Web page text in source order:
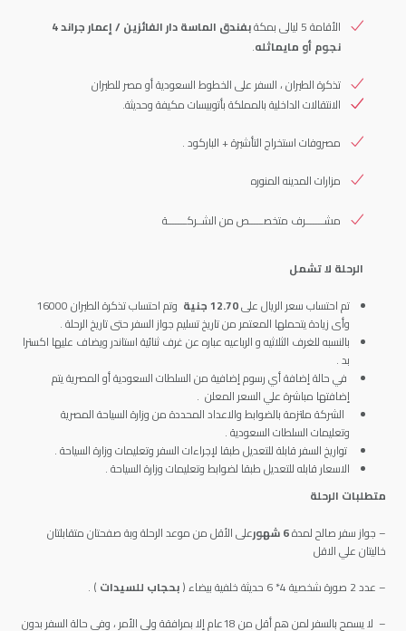
الأقامة 5 ليالى بمكة
بفندق الماسة دار الفائزين / إعمار جراند 4
نجومأو مايماثله.
تذكرة الطيران ، السفر على الخطوط السعودية أو مصر للطيران
الانتقالات الداخلية بالمملكة بأتوبيسات مكيفة وحديثة.
مصروفات استخراج التأشيرة + الباركود .
مزارات المدينه المنوره
مشـــــــرف متخصـــــص من الشــركـــــــة
الرحلة لا تشمل
تم احتساب سعر الريال على12.70جنية
وتم احتساب تذكرة الطيران 16000
وأى زيادة يتحملها المعتمر من تاريخ تسليم جواز السفر حتى تاريخ الرحلة .
بالنسبه للغرف الثلاثيه و الرباعيه عباره عن غرف ثنائية استاندر ويضاف عليها اكسترا
بد .
في حالة إضافة أي رسوم إضافية من السلطات السعودية أو المصرية يتم
إضافتها مباشرة علي السعر المعلن .
الشركة ملتزمة بالضوابط والاعداد المحددة من وزارة السياحة المصرية
وتعليمات السلطات السعودية .
تواريخ السفر قابلة للتعديل طبقا لإجراءات السفر وتعليمات وزارة السياحة .
الاسعار قابله للتعديل طبقا لضوابط وتعليمات وزارة السياحة .
متطلبات الرحلة
– جواز سفر صالح لمدة6 شهور
على الأقل من موعد الرحلة وبة صفحتان متقابلتان
خاليتان علي الاقل
– عدد 2 صورة شخصية 4* 6 حديثة خلفية بيضاء (
بحجاب للسيدات ) .
– لا يسمح بالسفر لمن هم أقل من 18عام إلا بمرافقة ولي الأمر ، وفي حالة السفر بدون